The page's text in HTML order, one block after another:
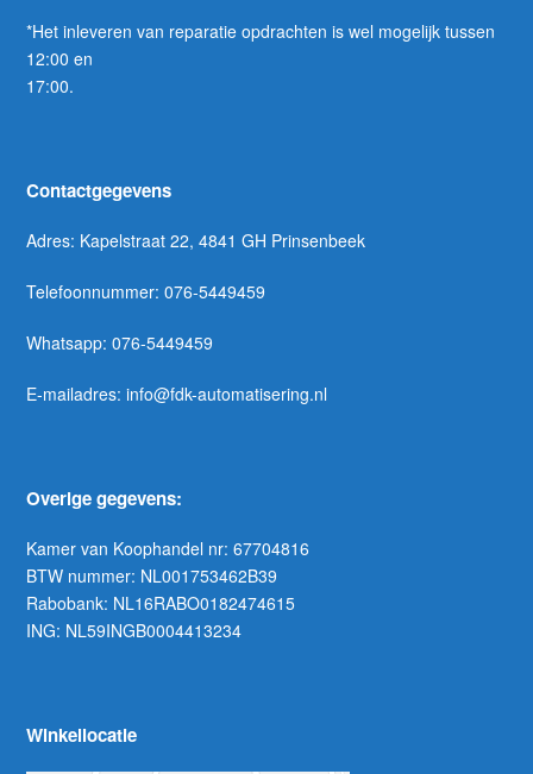
*Het inleveren van reparatie opdrachten is wel mogelijk tussen
12:00 en
17:00.
Contactgegevens
Adres: Kapelstraat 22, 4841 GH Prinsenbeek
Telefoonnummer: 076-5449459
Whatsapp: 076-5449459
E-mailadres: info@fdk-automatisering.nl
Overige gegevens:
Kamer van Koophandel nr: 67704816
BTW nummer: NL001753462B39
Rabobank: NL16RABO0182474615
ING: NL59INGB0004413234
Winkellocatie